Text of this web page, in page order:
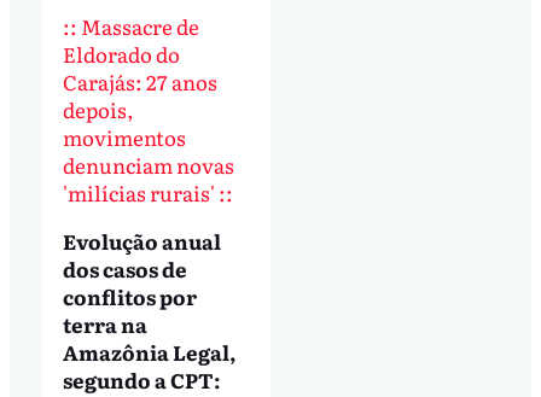
:: Massacre de
Eldorado do
Carajás: 27 anos
depois,
movimentos
denunciam novas
'milícias rurais' ::
Evolução anual
dos casos de
conflitos por
terra na
Amazônia Legal,
segundo a CPT: